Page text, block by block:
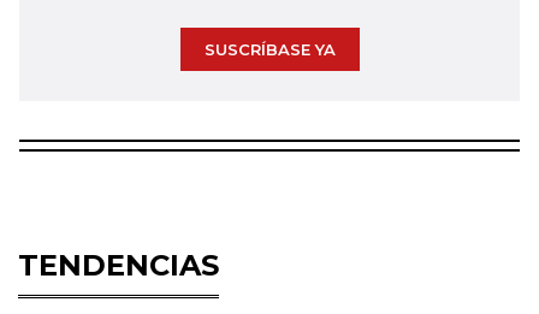
SUSCRÍBASE YA
TENDENCIAS